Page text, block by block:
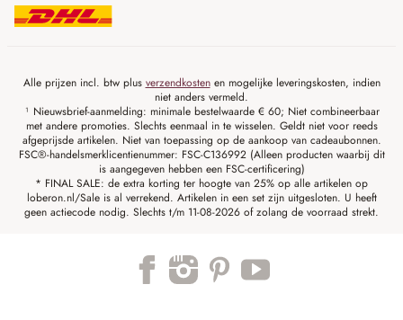
Alle prijzen incl. btw plus verzendkostenen mogelijke leveringskosten, indien
niet anders vermeld.
¹ Nieuwsbrief-aanmelding: minimale bestelwaarde € 60; Niet combineerbaar
met andere promoties. Slechts eenmaal in te wisselen. Geldt niet voor reeds
afgeprijsde artikelen. Niet van toepassing op de aankoop van cadeaubonnen.
FSC®-handelsmerklicentienummer: FSC-C136992 (Alleen producten waarbij dit
is aangegeven hebben een FSC-certificering)
* FINAL SALE: de extra korting ter hoogte van 25% op alle artikelen op
loberon.nl/Sale is al verrekend. Artikelen in een set zijn uitgesloten. U heeft
geen actiecode nodig. Slechts t/m 11-08-2026 of zolang de voorraad strekt.